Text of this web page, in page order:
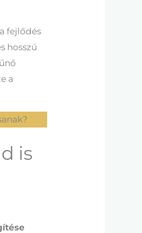
fejlődés
hosszú
a
is